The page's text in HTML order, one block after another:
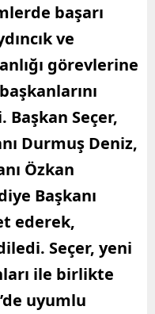
başarı
ve
görevlerine
Seçer,
Durmuş Deniz,
Özkan
Başkanı
ederek,
Seçer, yeni
ile birlikte
uyumlu